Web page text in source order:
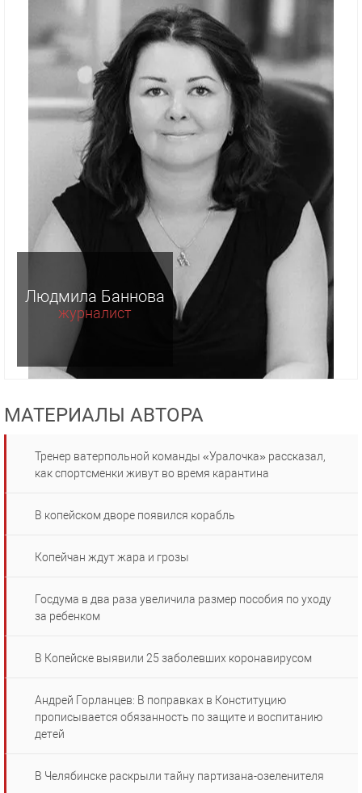
Людмила Баннова
журналист
МАТЕРИАЛЫ АВТОРА
Тренер ватерпольной команды «Уралочка» рассказал,
как спортсменки живут во время карантина
В копейском дворе появился корабль
Копейчан ждут жара и грозы
Госдума в два раза увеличила размер пособия по уходу
за ребенком
В Копейске выявили 25 заболевших коронавирусом
Андрей Горланцев: В поправках в Конституцию
прописывается обязанность по защите и воспитанию
детей
В Челябинске раскрыли тайну партизана-озеленителя